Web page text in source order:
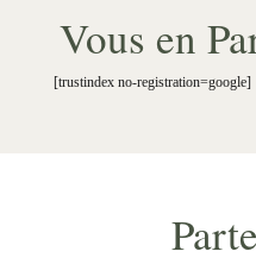
Vous en
[trustindex no-registration=google]